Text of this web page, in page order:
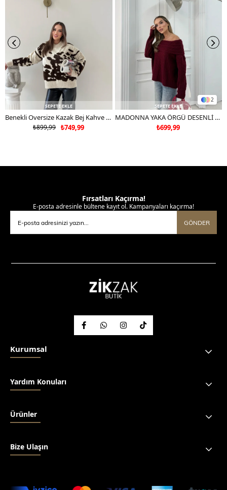
SEPETE EKLE
Benekli Oversize Kazak Bej Kahve 2043
₺749,99
₺899,99
2
SEPETE EKLE
MADONNA YAKA ÖRGÜ DESENLİ KAZAK BORDO
₺699,99
Fırsatları Kaçırma!
E-posta adresinle bültene kayıt ol. Kampanyaları kaçırma!
GÖNDER
Kurumsal
Yardım Konuları
Ürünler
Bize Ulaşın